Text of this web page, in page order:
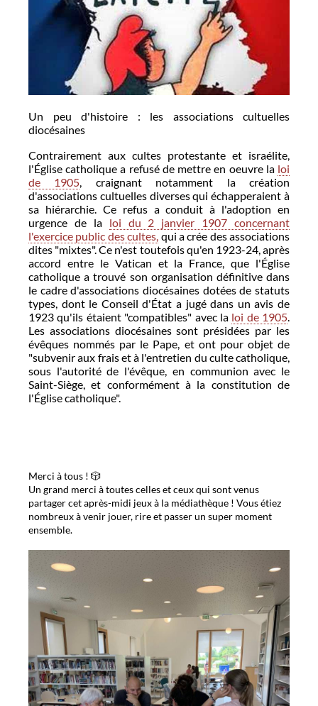
Un peu d'histoire : les associations cultuelles
diocésaines
Contrairement aux cultes protestante et israélite,
l'Église catholique a refusé de mettre en oeuvre la loi
de 1905 , craignant notamment la création
d'associations cultuelles diverses qui échapperaient à
sa hiérarchie. Ce refus a conduit à l'adoption en
urgence de la loi du 2 janvier 1907 concernant
l'exercice public des cultes, qui a crée des associations
dites "mixtes". Ce n'est toutefois qu'en 1923-24, après
accord entre le Vatican et la France, que l'Église
catholique a trouvé son organisation définitive dans
le cadre d'associations diocésaines dotées de statuts
types, dont le Conseil d'État a jugé dans un avis de
1923 qu'ils étaient "compatibles" avec la loi de 1905
Les associations diocésaines sont présidées par les
évêques nommés par le Pape, et ont pour objet de
"subvenir aux frais et à l'entretien du culte catholique,
sous l'autorité de l'évêque, en communion avec le
Saint-Siège, et conformément à la constitution de
l'Église catholique".
Merci à tous ! 🎲
Un grand merci à toutes celles et ceux qui sont venus
partager cet après-midi jeux à la médiathèque ! Vous étiez
nombreux à venir jouer, rire et passer un super moment
ensemble.